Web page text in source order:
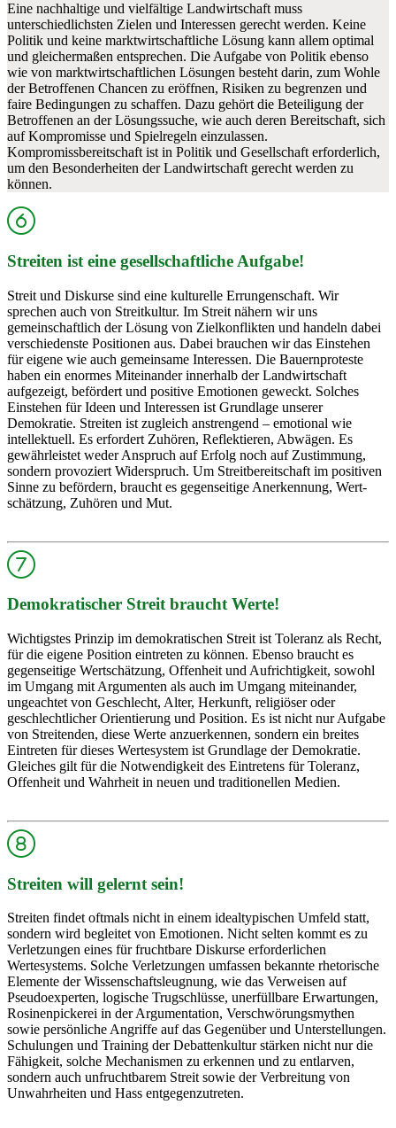
Eine nachhaltige und vielfältige Landwirtschaft muss
unterschiedlichsten Zielen und Interessen gerecht werden. Keine
Politik und keine marktwirtschaftliche Lösung kann allem optimal
und gleichermaßen entsprechen. Die Aufgabe von Politik ebenso
wie von marktwirtschaftlichen Lösungen besteht darin, zum Wohle
der Betroffenen Chancen zu eröffnen, Risiken zu begrenzen und
faire Bedingungen zu schaffen. Dazu gehört die Beteiligung der
Betroffenen an der Lösungssuche, wie auch deren Bereitschaft, sich
auf Kompromisse und Spielregeln einzulassen.
Kompromissbereitschaft ist in Politik und Gesellschaft erforderlich,
um den Besonderheiten der Landwirtschaft gerecht werden zu
können.
Streiten ist eine gesellschaftliche Aufgabe!
Streit und Diskurse sind eine kulturelle Errungenschaft. Wir
sprechen auch von Streitkultur. Im Streit nähern wir uns
gemeinschaftlich der Lösung von Zielkonflikten und handeln dabei
verschiedenste Positionen aus. Dabei brauchen wir das Einstehen
für eigene wie auch gemeinsame Interessen. Die Bauernproteste
haben ein enormes Miteinander innerhalb der Landwirtschaft
aufgezeigt, befördert und positive Emotionen geweckt. Solches
Einstehen für Ideen und Interessen ist Grundlage unserer
Demokratie. Streiten ist zugleich anstrengend – emotional wie
intellektuell. Es erfordert Zuhören, Reflektieren, Abwägen. Es
gewährleistet weder Anspruch auf Erfolg noch auf Zustimmung,
sondern provoziert Widerspruch. Um Streitbereitschaft im positiven
Sinne zu befördern, braucht es gegenseitige Anerkennung, Wert­
schätzung, Zuhören und Mut.
Demokratischer Streit braucht Werte!
Wichtigstes Prinzip im demokratischen Streit ist Toleranz als Recht,
für die eigene Position eintreten zu können. Ebenso braucht es
gegenseitige Wertschätzung, Offenheit und Aufrichtigkeit, sowohl
im Umgang mit Argumenten als auch im Umgang miteinander,
ungeachtet von Geschlecht, Alter, Herkunft, religiöser oder
geschlechtlicher Orientierung und Position. Es ist nicht nur Aufgabe
von Streitenden, diese Werte anzuerkennen, sondern ein breites
Eintreten für dieses Wertesystem ist Grundlage der Demokratie.
Gleiches gilt für die Notwendigkeit des Eintretens für Toleranz,
Offenheit und Wahrheit in neuen und traditionellen Medien.
Streiten will gelernt sein!
Streiten findet oftmals nicht in einem idealtypischen Umfeld statt,
sondern wird begleitet von Emotionen. Nicht selten kommt es zu
Verletzungen eines für fruchtbare Diskurse erforderlichen
Wertesystems. Solche Verletzungen umfassen bekannte rhetorische
Elemente der Wissenschaftsleugnung, wie das Verweisen auf
Pseudoexperten, logische Trugschlüsse, unerfüllbare Erwartungen,
Rosinenpickerei in der Argumentation, Verschwörungsmythen
sowie persönliche Angriffe auf das Gegenüber und Unterstellungen.
Schulungen und Training der Debattenkultur stärken nicht nur die
Fähigkeit, solche Mechanismen zu erkennen und zu entlarven,
sondern auch unfruchtbarem Streit sowie der Verbreitung von
Unwahrheiten und Hass entgegenzutreten.